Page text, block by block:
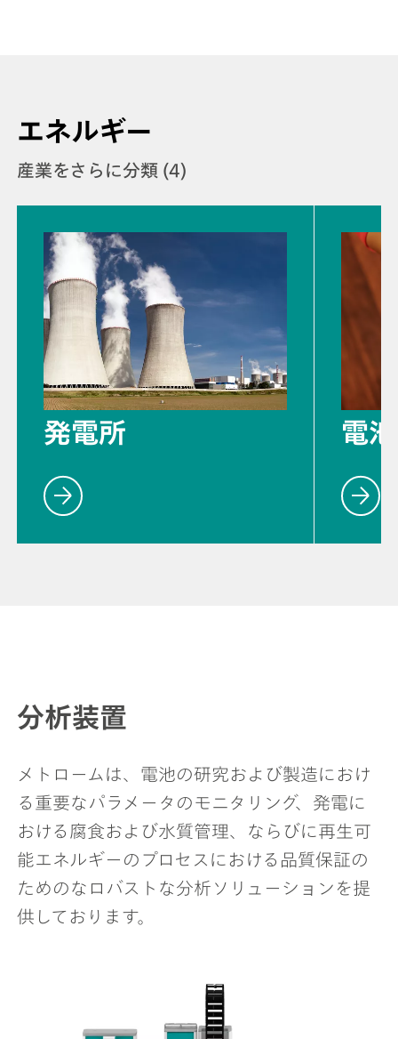
エネルギー
産業をさらに分類 (4)
発電所 電池
分析装置
メトロームは、電池の研究および製造におけ
る重要なパラメータのモニタリング、発電に
おける腐食および水質管理、ならびに再生可
能エネルギーのプロセスにおける品質保証の
ためのなロバストな分析ソリューションを提
供しております。